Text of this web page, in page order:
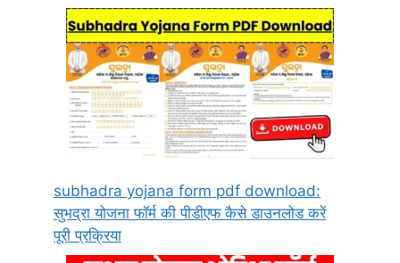
subhadra yojana form pdf download:
सुभद्रा योजना फॉर्म की पीडीएफ कैसे डाउनलोड करें
पूरी प्रक्रिया